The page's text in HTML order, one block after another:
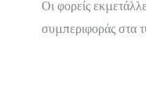
Οι φορείς
συμπεριφοράς στα